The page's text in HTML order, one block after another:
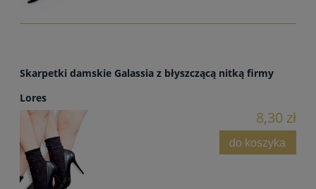
Skarpetki damskie Galassia z błyszczącą nitką firmy
Lores
8,30 zł
do koszyka